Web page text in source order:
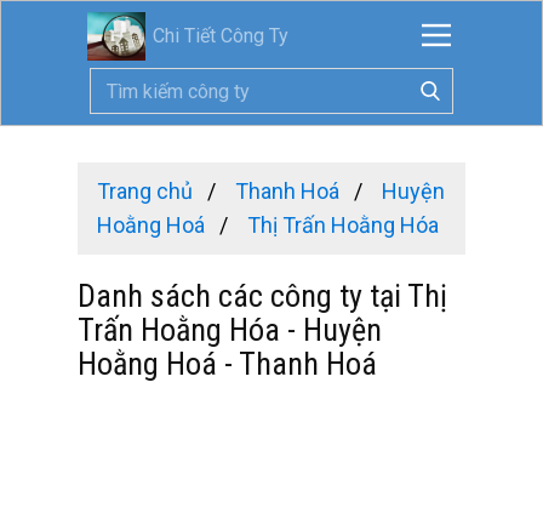
Chi Tiết Công Ty
Trang chủ Thanh Hoá
Huyện
Hoằng Hoá
Thị Trấn Hoằng Hóa
Danh sách các công ty tại Thị
Trấn Hoằng Hóa - Huyện
Hoằng Hoá - Thanh Hoá